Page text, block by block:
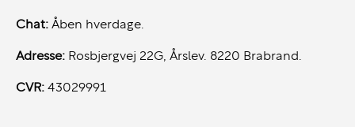
Intuitiv touchskærm:
Den indbyggede touchskærm på Lenovo ThinkPad X1
Carbon 7. gen. giver dig en mere interaktiv og intuitiv
Chat: Åben hverdage.
Adresse: Rosbjergvej 22G, Årslev. 8220 Brabrand.
CVR: 43029991